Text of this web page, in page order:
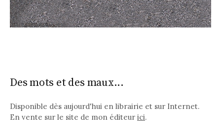
Des mots et des maux...
Disponible dès aujourd'hui en librairie et sur Internet.
En vente sur le site de mon éditeur ici.